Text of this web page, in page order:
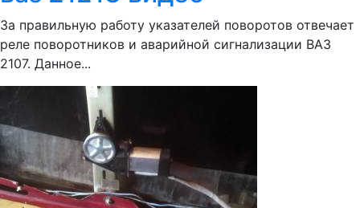
За правильную работу указателей поворотов отвечает
реле поворотников и аварийной сигнализации ВАЗ
2107. Данное...